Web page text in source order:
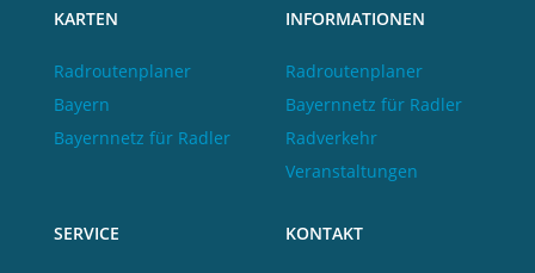
KARTEN
Radroutenplaner
Bayern
Bayernnetz für Radler
INFORMATIONEN
Radroutenplaner
Bayernnetz für Radler
Radverkehr
Veranstaltungen
SERVICE KONTAKT